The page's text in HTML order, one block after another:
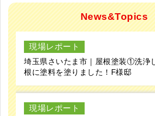
News&Topics
現場レポート
埼玉県さいたま市｜屋根塗装①洗浄
根に塗料を塗りました！F様邸
現場レポート